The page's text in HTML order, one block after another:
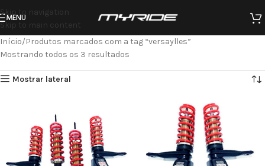
Skip to navigation
Skip to main content
MENU
Início Produtos marcados com a tag “versaylles”
Mostrando todos os 3 resultados
Mostrar lateral